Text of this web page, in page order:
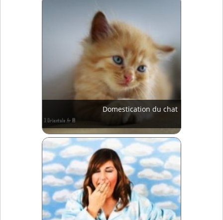
Domestication du chat